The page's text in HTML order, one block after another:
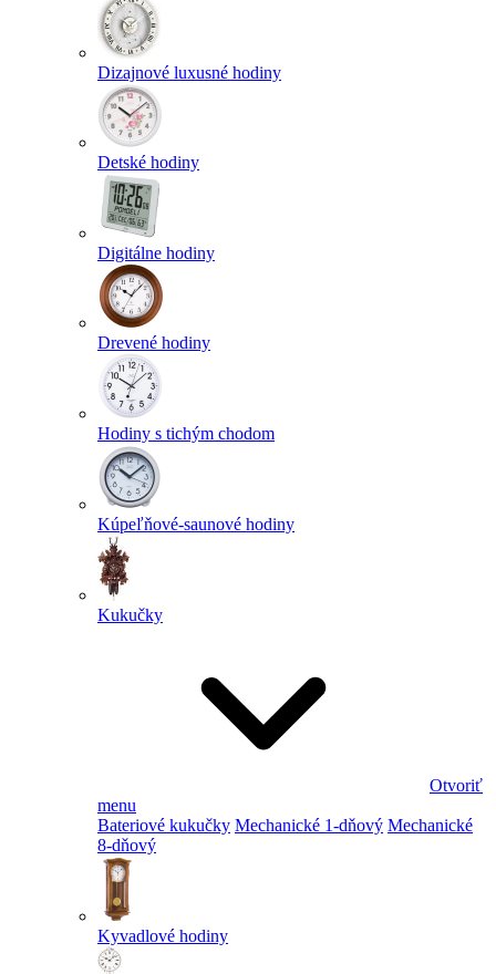
Dizajnové luxusné hodiny
Detské hodiny
Digitálne hodiny
Drevené hodiny
Hodiny s tichým chodom
Kúpeľňové-saunové hodiny
Kukučky
Otvoriť
menu
Bateriové kukučky Mechanické 1-dňový Mechanické
8-dňový
Kyvadlové hodiny